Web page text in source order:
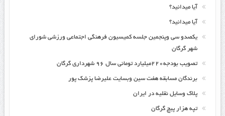
آیا میدانید؟
آیا میدانید؟
یکصدو سی وپنجمین جلسه کمیسیون فرهنگی اجتماعی ورزشی شورای
شهر گرگان
تصویب بودجه۲۲۰میلیارد تومانی سال ۹۶ شهرداری گرگان
برندگان مسابقه هفت سین وبسایت علیرضا پزشک پور
پلاک وسایل نقلیه در ایران
تپه هزار پیچ گرگان